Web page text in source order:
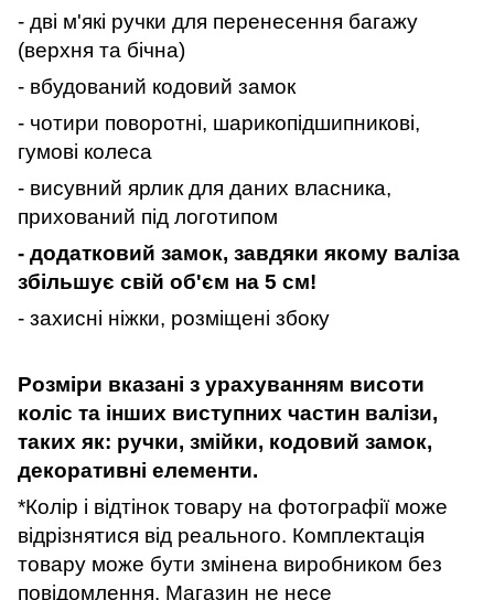
- дві м'які ручки для перенесення багажу
(верхня та бічна)
- вбудований кодовий замок
- чотири поворотні, шарикопідшипникові,
гумові колеса
- висувний ярлик для даних власника,
прихований під логотипом
- додатковий замок, завдяки якому валіза
збільшує свій об'єм на 5 см!
- захисні ніжки, розміщені збоку
Розміри вказані з урахуванням висоти
коліс та інших виступних частин валізи,
таких як: ручки, змійки, кодовий замок,
декоративні елементи.
*Колір і відтінок товару на фотографії може
відрізнятися від реального. Комплектація
товару може бути змінена виробником без
повідомлення. Магазин не несе